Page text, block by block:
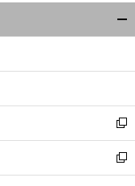
ウ
ィ
ン
ウ
開
く
新
し
い
ウ
新
し